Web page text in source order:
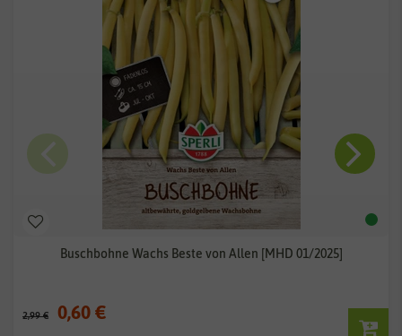
Buschbohne Wachs Beste von Allen [MHD 01/2025]
2,99 € 0,60 €